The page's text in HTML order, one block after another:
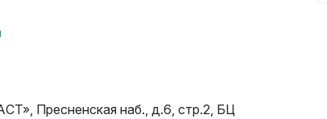
Пресненская наб., д.6, стр.2, БЦ